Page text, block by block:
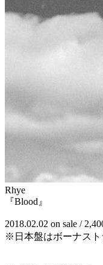
Rhye
『Blood』
2018.02.02 on sale /
※日本盤はボーナス